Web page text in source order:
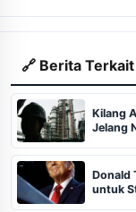
🔗 Berita Terkait
Kilang
Jelang
Donald
untuk